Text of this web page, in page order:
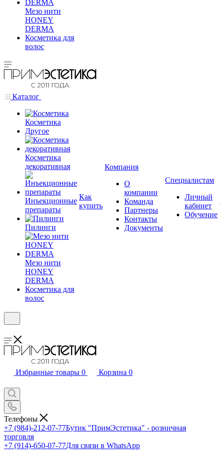
Мезо нити
HONEY
DERMA
Косметика для
волос
Каталог
Косметика
Другое
Косметика
декоративная
Инъекционные
препараты
Пилинги
Мезо нити
HONEY
DERMA
Косметика для
волос
Как
купить
Компания
О
компании
Команда
Партнеры
Контакты
Документы
Специалистам
Личный
кабинет
Обучение
Избранные товары 0 Корзина 0
Телефоны
+7 (984)-212-07-77Бутик "ПримЭстетика" - розничная
торговля
+7 (914)-650-07-77Для связи в WhatsApp